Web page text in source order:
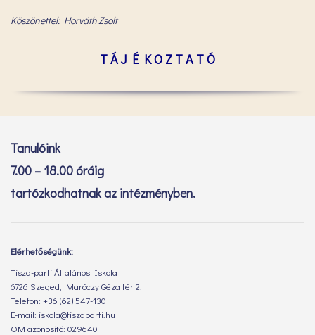
Köszönettel: Horváth Zsolt
T Á J É K O Z T A T Ó
Tanulóink
7.00 – 18.00 óráig
tartózkodhatnak az intézményben.
Elérhetőségünk:
Tisza-parti Általános Iskola
6726 Szeged, Maróczy Géza tér 2.
Telefon: +36 (62) 547-130
E-mail: iskola@tiszaparti.hu
OM azonosító: 029640